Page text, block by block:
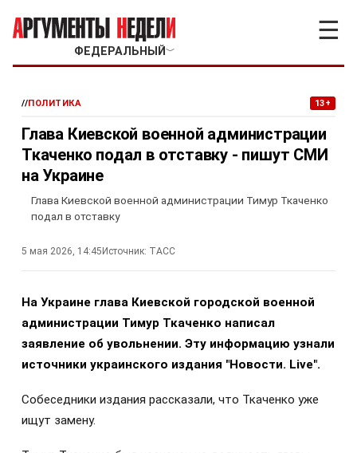
ФЕДЕРАЛЬНЫЙ ﹀
☰
//ПОЛИТИКА 13+
Глава Киевской военной администрации
Ткаченко подал в отставку - пишут СМИ
на Украине
Глава Киевской военной администрации Тимур Ткаченко
подал в отставку
5 мая 2026, 14:45 Источник: ТАСС
На Украине глава Киевской городской военной
администрации Тимур Ткаченко написал
заявление об увольнении. Эту информацию узнали
источники украинского издания "Новости. Live".
Собеседники издания рассказали, что Ткаченко уже
ищут замену.